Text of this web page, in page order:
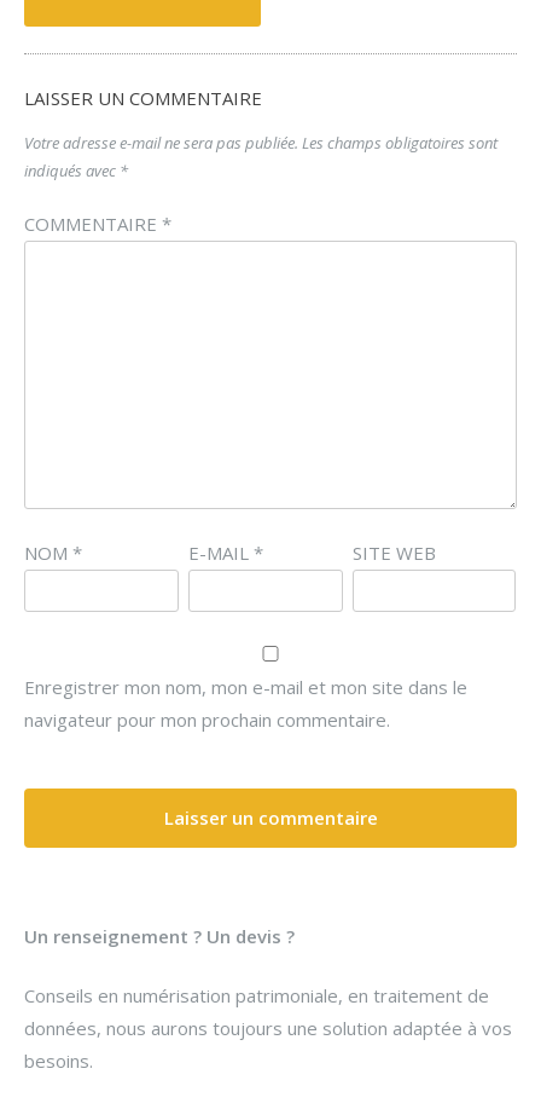
LAISSER UN COMMENTAIRE
Votre adresse e-mail ne sera pas publiée. Les champs obligatoires sont
indiqués avec *
COMMENTAIRE *
NOM * E-MAIL * SITE WEB
Enregistrer mon nom, mon e-mail et mon site dans le
navigateur pour mon prochain commentaire.
Un renseignement ? Un devis ?
Conseils en numérisation patrimoniale, en traitement de
données, nous aurons toujours une solution adaptée à vos
besoins.